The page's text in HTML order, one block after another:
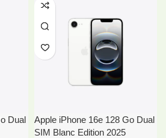
Dual
Apple iPhone 16e 128 Go Dual
SIM Blanc Edition 2025